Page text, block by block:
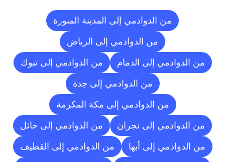
من الدوادمي إلى المدينة المنورة
من الدوادمي إلى الرياض
من الدوادمي إلى الدمام من الدوادمي إلى تبوك
من الدوادمي إلى جدة
من الدوادمي إلى مكة المكرمة
من الدوادمي إلى نجران من الدوادمي إلى حائل
من الدوادمي إلى أبها من الدوادمي إلى القطيف